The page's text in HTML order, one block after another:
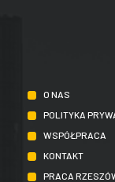
O NAS
POLITYKA
WSPÓŁPRACA
KONTAKT
PRACA